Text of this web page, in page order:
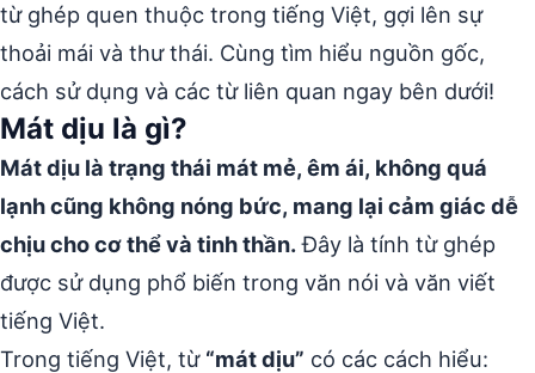
từ ghép quen thuộc trong tiếng Việt, gợi lên sự
thoải mái và thư thái. Cùng tìm hiểu nguồn gốc,
cách sử dụng và các từ liên quan ngay bên dưới!
Mát dịu là gì?
Mát dịu là trạng thái mát mẻ, êm ái, không quá
lạnh cũng không nóng bức, mang lại cảm giác dễ
chịu cho cơ thể và tinh thần.Đây là tính từ ghép
được sử dụng phổ biến trong văn nói và văn viết
tiếng Việt.
Trong tiếng Việt, từ “mát dịu” có các cách hiểu: